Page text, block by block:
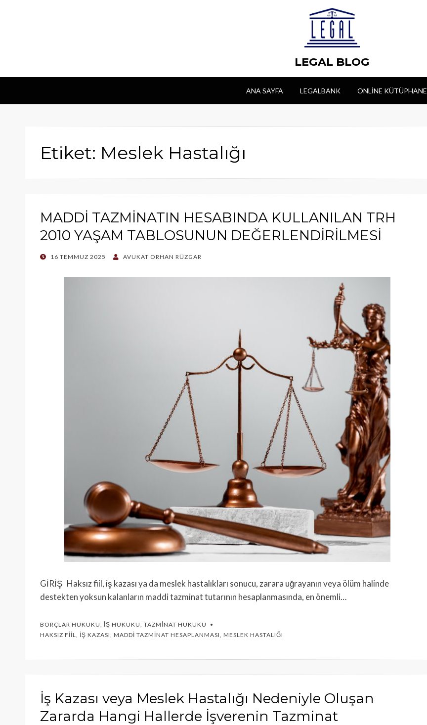
LEGAL BLOG
ANA SAYFA LEGALBANK ONLINE KÜTÜPHANE
Etiket: Meslek Hastalığı
MADDİ TAZMİNATIN HESABINDA KULLANILAN TRH
2010 YAŞAM TABLOSUNUN DEĞERLENDİRİLMESİ
POSTED
16 TEMMUZ 2025 AVUKAT ORHAN RÜZGAR
GİRİŞ Haksız fiil, iş kazası ya da meslek hastalıkları sonucu, zarara uğrayanın veya ölüm halinde
destekten yoksun kalanların maddi tazminat tutarının hesaplanmasında, en önemli…
BORÇLAR HUKUKU, İŞ HUKUKU, TAZMINAT HUKUKU
HAKSIZ FIIL, İŞ KAZASI, MADDI TAZMINAT HESAPLANMASI, MESLEK HASTALIĞI
İş Kazası veya Meslek Hastalığı Nedeniyle Oluşan
Zararda Hangi Hallerde İşverenin Tazminat